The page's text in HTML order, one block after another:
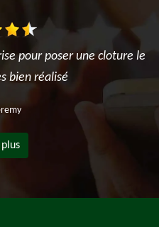
pour poser une cloture le
bien réalisé